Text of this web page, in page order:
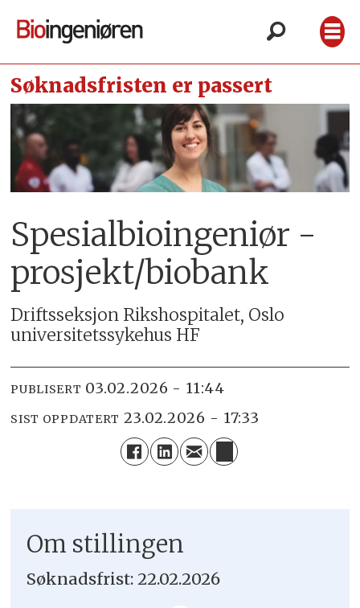
Søknadsfristen er passert
Spesialbioingeniør -
prosjekt/biobank
Driftsseksjon Rikshospitalet, Oslo
universitetssykehus HF
PUBLISERT 03.02.2026 - 11:44
SIST OPPDATERT 23.02.2026 - 17:33
Om stillingen
Søknadsfrist: 22.02.2026